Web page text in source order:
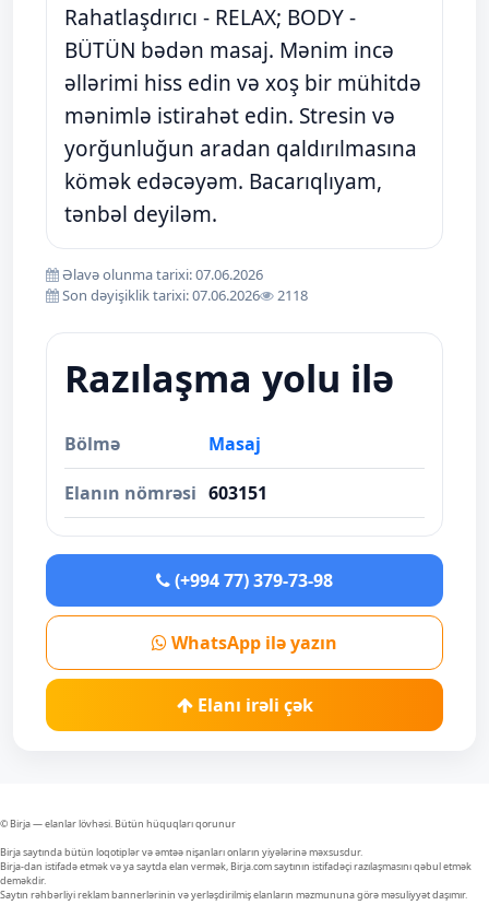
Rahatlaşdırıcı - RELAX; BODY -
BÜTÜN bədən masaj. Mənim incə
əllərimi hiss edin və xoş bir mühitdə
mənimlə istirahət edin. Stresin və
yorğunluğun aradan qaldırılmasına
kömək edəcəyəm. Bacarıqlıyam,
tənbəl deyiləm.
Əlavə olunma tarixi: 07.06.2026
Son dəyişiklik tarixi: 07.06.2026
2118
Razılaşma yolu ilə
Bölmə Masaj
Elanın nömrəsi 603151
(+994 77) 379-73-98
WhatsApp ilə yazın
Elanı irəli çək
© Birja — elanlar lövhəsi. Bütün hüquqları qorunur
Birja saytında bütün loqotiplər və əmtəə nişanları onların yiyələrinə məxsusdur.
Birja-dan istifadə etmək və ya saytda elan vermək, Birja.com saytının istifadəçi razılaşmasını qəbul etmək
deməkdir.
Saytın rəhbərliyi reklam bannerlərinin və yerləşdirilmiş elanların məzmununa görə məsuliyyət daşımır.